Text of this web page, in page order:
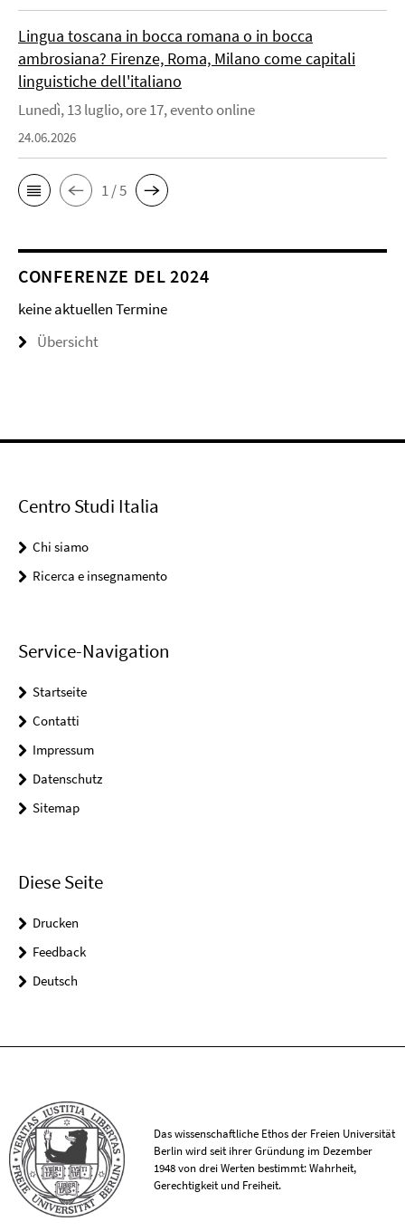
Lingua toscana in bocca romana o in bocca
ambrosiana? Firenze, Roma, Milano come capitali
linguistiche dell'italiano
Lunedì, 13 luglio, ore 17, evento online
24.06.2026
1 / 5
CONFERENZE DEL 2024
keine aktuellen Termine
Übersicht
Centro Studi Italia
Chi siamo
Ricerca e insegnamento
Service-Navigation
Startseite
Contatti
Impressum
Datenschutz
Sitemap
Diese Seite
Drucken
Feedback
Deutsch
Das wissenschaftliche Ethos der Freien Universität
Berlin wird seit ihrer Gründung im Dezember
1948 von drei Werten bestimmt: Wahrheit,
Gerechtigkeit und Freiheit.